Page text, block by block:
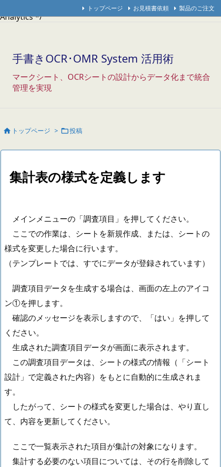
/* Googleアナリティクス *//* アクセス解析研究所 *//* THK
Analytics */
トップページ お見積書依頼 製品のご注文
手書きOCR･OMR System 活用術
マークシート、OCRシートの設計からデータ化まで統合
管理を実現
 トップページ > 投稿
集計表の様式を定義します
メインメニューの「調査項目」を押してください。
ここでの作業は、シートを新規作成、または、シートの
様式を変更した場合に行います。
（テンプレートでは、すでにデータが登録されています）
調査項目データを生成する場合は、画面の左上のアイコ
ン①を押します。
確認のメッセージを表示しますので、「はい」を押して
ください。
生成された調査項目データが画面に表示されます。
この調査項目データは、シートの様式の情報（「シート
設計」で定義された内容）をもとに自動的に生成されま
す。
したがって、シートの様式を変更した場合は、やり直し
て、内容を更新してください。
ここで一覧表示された項目が集計の対象になります。
集計する必要のない項目については、その行を削除して